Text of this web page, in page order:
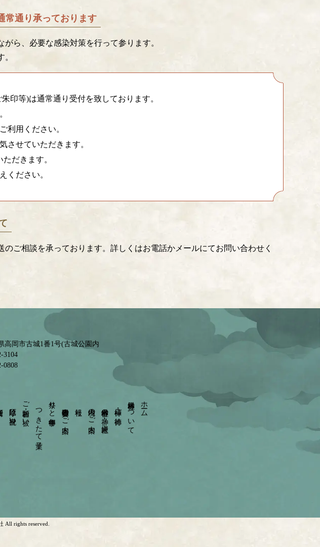
常通り承っております
ら、必要な感染対策を行って参ります。
印等)は通常通り受付を致しております。
利用ください。
させていただきます。
だきます。
ください。
ご相談を承っております。詳しくはお電話かメールにてお問い合わせく
高岡市古城1番1号(古城公園内
3104
0808
ホーム
射水神社について
神様・ご神徳
射水神社の神々－摂末社－
境内のご案内
崇敬奉賛会のご案内
祭りと年中行事
つきたて菓子
ご祈願・お祓い
厄除け・身祝い
All rights reserved.